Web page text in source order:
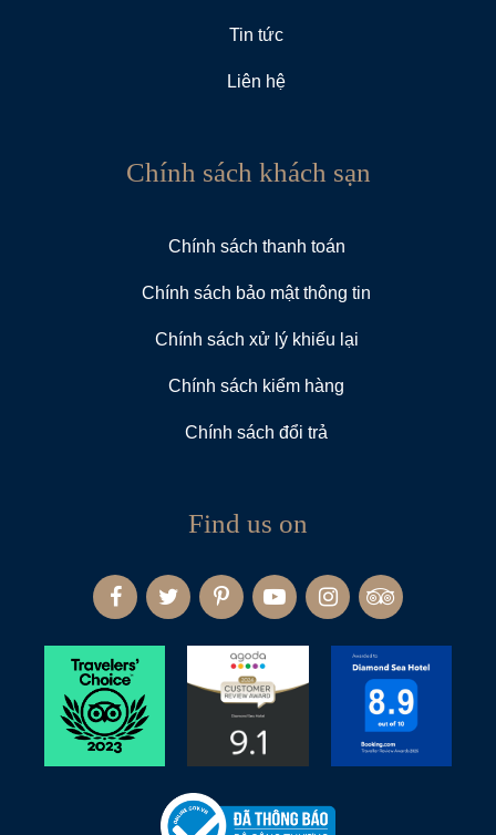
Tin tức
Liên hệ
Chính sách khách sạn
Chính sách thanh toán
Chính sách bảo mật thông tin
Chính sách xử lý khiếu lại
Chính sách kiểm hàng
Chính sách đổi trả
Find us on